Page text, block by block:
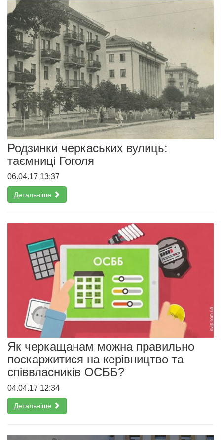
Родзинки черкаських вулиць:
таємниці Гоголя
06.04.17 13:37
Детальніше
Як черкащанам можна правильно
поскаржитися на керівництво та
співвласників ОСББ?
04.04.17 12:34
Детальніше